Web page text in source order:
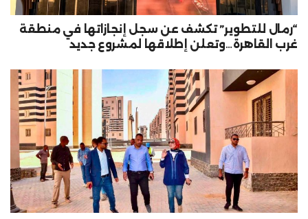
“رمال للتطوير” تكشف عن سجل إنجازاتها في منطقة
غرب القاهرة…وتعلن إطلاقها لمشروع جديد